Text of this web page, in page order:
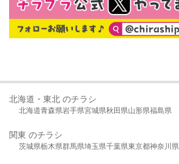
北海道・東北 のチラシ
北海道青森県岩手県宮城県秋田県山形県福島県
関東 のチラシ
茨城県栃木県群馬県埼玉県千葉県東京都神奈川県